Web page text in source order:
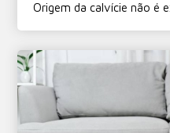
Origem da calvície não é